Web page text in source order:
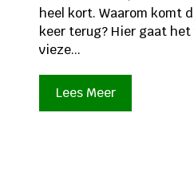
heel kort. Waarom komt
keer terug? Hier gaat
vieze...
Lees Meer